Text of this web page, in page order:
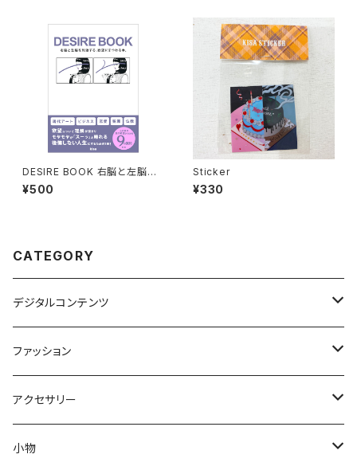
DESIRE BOOK 右脳と左脳を
刺激する、欲望にまつわる本。
¥500
Sticker
¥330
CATEGORY
デジタルコンテンツ
電子書籍
ファッション
Tシャツ
ソックス
アクセサリー
ピアス
小物